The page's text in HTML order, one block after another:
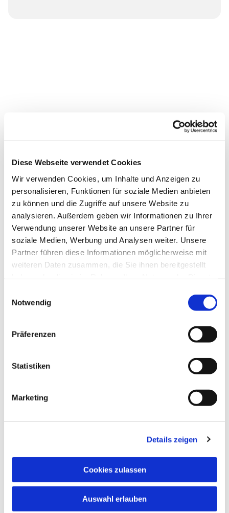
Diese Webseite verwendet Cookies
Wir verwenden Cookies, um Inhalte und Anzeigen zu
personalisieren, Funktionen für soziale Medien anbieten
zu können und die Zugriffe auf unsere Website zu
analysieren. Außerdem geben wir Informationen zu Ihrer
Verwendung unserer Website an unsere Partner für
soziale Medien, Werbung und Analysen weiter. Unsere
Partner führen diese Informationen möglicherweise mit
weiteren Daten zusammen, die Sie ihnen bereitgestellt
Notwendig
Präferenzen
Statistiken
Marketing
Details zeigen
Cookies zulassen
Auswahl erlauben
Dies könnte Sie auch
interessieren